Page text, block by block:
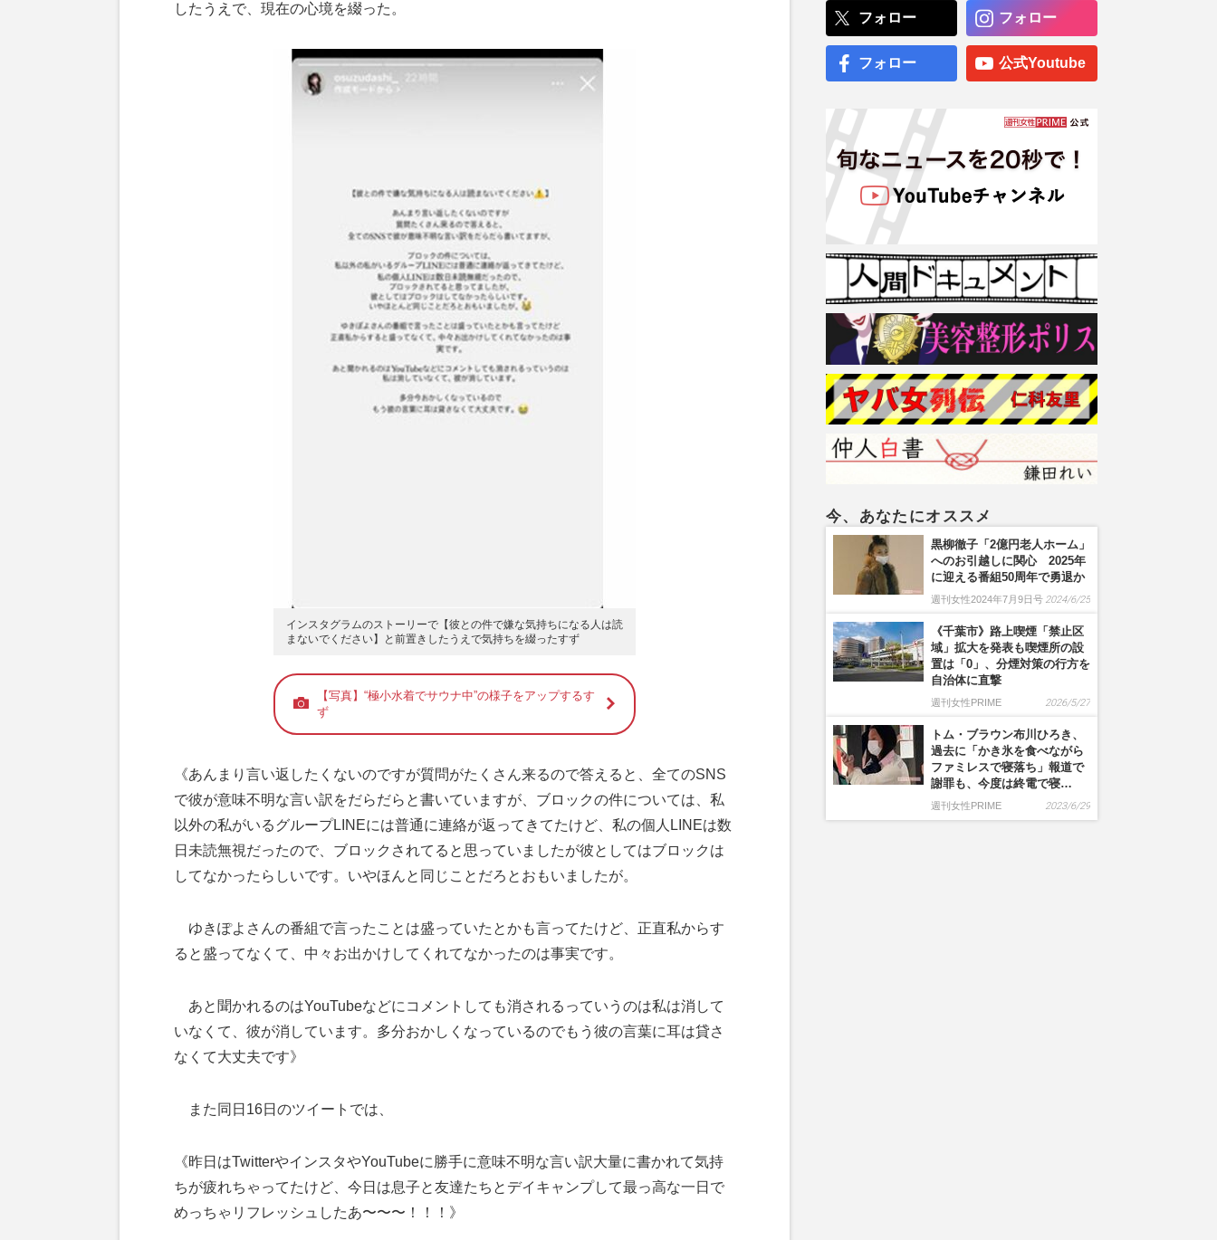
したうえで、現在の心境を綴った。
インスタグラムのストーリーで【彼との件で嫌な気持ちになる人は読
まないでください】と前置きしたうえで気持ちを綴ったすず
【写真】“極小水着でサウナ中”の様子をアップするす
ず
《あんまり言い返したくないのですが質問がたくさん来るので答えると、全てのSNS
で彼が意味不明な言い訳をだらだらと書いていますが、ブロックの件については、私
以外の私がいるグループLINEには普通に連絡が返ってきてたけど、私の個人LINEは数
日未読無視だったので、ブロックされてると思っていましたが彼としてはブロックは
してなかったらしいです。いやほんと同じことだろとおもいましたが。
ゆきぽよさんの番組で言ったことは盛っていたとかも言ってたけど、正直私からす
ると盛ってなくて、中々お出かけしてくれてなかったのは事実です。
あと聞かれるのはYouTubeなどにコメントしても消されるっていうのは私は消して
いなくて、彼が消しています。多分おかしくなっているのでもう彼の言葉に耳は貸さ
なくて大丈夫です》
また同日16日のツイートでは、
《昨日はTwitterやインスタやYouTubeに勝手に意味不明な言い訳大量に書かれて気持
ちが疲れちゃってたけど、今日は息子と友達たちとデイキャンプして最っ高な一日で
めっちゃリフレッシュしたあ〜〜〜！！！》
フォロー フォロー
フォロー 公式Youtube
今、あなたにオススメ
黒柳徹子「2億円老人ホーム」
へのお引越しに関心 2025年
に迎える番組50周年で勇退か
週刊女性2024年7月9日号 2024/6/25
《千葉市》路上喫煙「禁止区
域」拡大を発表も喫煙所の設
置は「0」、分煙対策の行方を
自治体に直撃
週刊女性PRIME 2026/5/27
トム・ブラウン布川ひろき、
過去に「かき氷を食べながら
ファミレスで寝落ち」報道で
謝罪も、今度は終電で寝…
週刊女性PRIME 2023/6/29